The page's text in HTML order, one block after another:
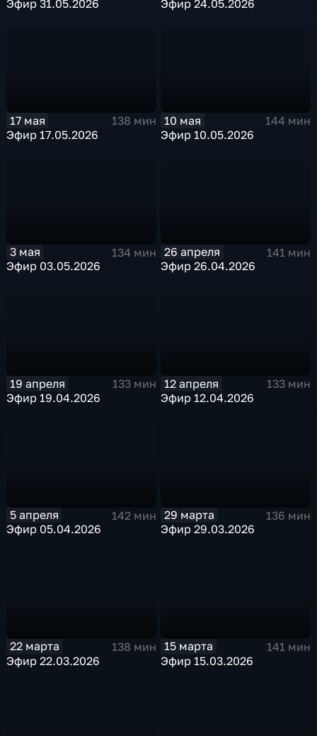
Эфир 31.05.2026 Эфир 24.05.2026
17 мая
138 мин
Эфир 17.05.2026
10 мая
144 мин
Эфир 10.05.2026
3 мая
134 мин
Эфир 03.05.2026
26 апреля
141 мин
Эфир 26.04.2026
19 апреля
133 мин
Эфир 19.04.2026
12 апреля
133 мин
Эфир 12.04.2026
5 апреля
142 мин
Эфир 05.04.2026
29 марта
136 мин
Эфир 29.03.2026
22 марта
138 мин
Эфир 22.03.2026
15 марта
141 мин
Эфир 15.03.2026